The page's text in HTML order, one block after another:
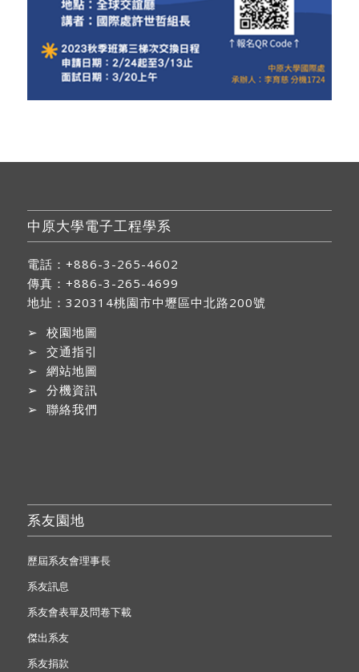
中原大學電子工程學系
電話：+886-3-265-4602
傳真：+886-3-265-4699
地址： 320314桃園市中壢區中北路200號
➢ 校園地圖
➢ 交通指引
➢ 網站地圖
➢ 分機資訊
➢ 聯絡我們
系友園地
歷屆系友會理事長
系友訊息
系友會表單及問卷下載
傑出系友
系友捐款